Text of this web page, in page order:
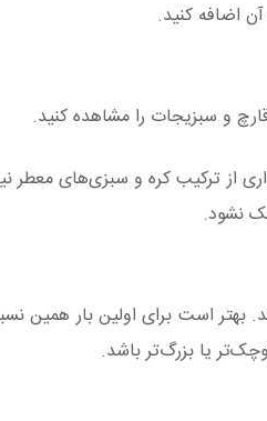
اضافه کنید.
و سبزیجات را مشاهده کنید.
از ترکیب کره و سبزی‌های معطر
نشود.
۱٫۸ کیلوگرمی تنظیم شده‌اند. بهتر است برای
یا بزرگ‌تر باشد.